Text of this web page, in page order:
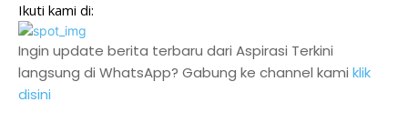
Ikuti kami di:
Ingin update berita terbaru dari Aspirasi Terkini
langsung di WhatsApp? Gabung ke channel kami klik
disini